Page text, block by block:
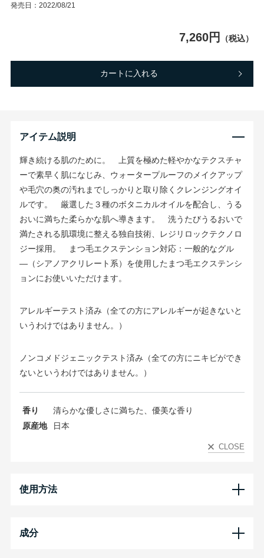
発売日： 2022/08/21
7,260円 （税込）
カートに入れる
アイテム説明
輝き続ける肌のために。 上質を極めた軽やかなテクスチャ
ーで素早く肌になじみ、ウォータープルーフのメイクアップ
や毛穴の奥の汚れまでしっかりと取り除くクレンジングオイ
ルです。 厳選した３種のボタニカルオイルを配合し、うる
おいに満ちた柔らかな肌へ導きます。 洗うたびうるおいで
満たされる肌環境に整える独自技術、レジリロックテクノロ
ジー採用。 まつ毛エクステンション対応：一般的なグル
―（シアノアクリレート系）を使用したまつ毛エクステンシ
ョンにお使いいただけます。
アレルギーテスト済み（全ての方にアレルギーが起きないと
いうわけではありません。）
ノンコメドジェニックテスト済み（全ての方にニキビができ
ないというわけではありません。）
香り
清らかな優しさに満ちた、優美な香り
原産地
日本
CLOSE
使用方法
成分